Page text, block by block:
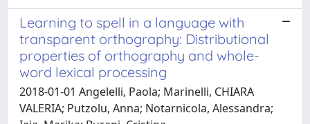
Learning to spell in a language with
transparent orthography: Distributional
properties of orthography and whole-
word lexical processing
2018-01-01 Angelelli, Paola; Marinelli, CHIARA
VALERIA; Putzolu, Anna; Notarnicola, Alessandra;